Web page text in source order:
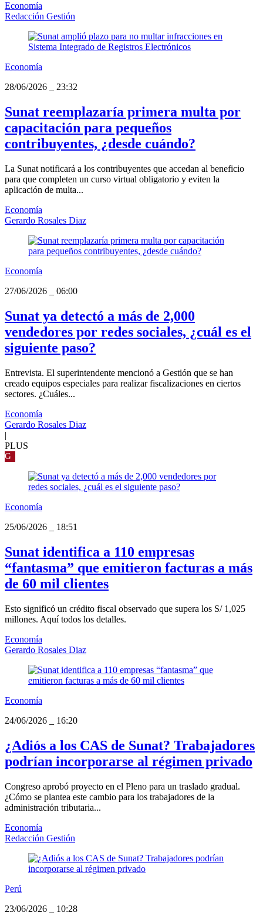
Economía
Redacción Gestión
Economía
28/06/2026
23:32
Sunat reemplazaría primera multa por
capacitación para pequeños
contribuyentes, ¿desde cuándo?
La Sunat notificará a los contribuyentes que accedan al beneficio
para que completen un curso virtual obligatorio y eviten la
aplicación de multa...
Economía
Gerardo Rosales Diaz
Economía
27/06/2026
06:00
Sunat ya detectó a más de 2,000
vendedores por redes sociales, ¿cuál es el
siguiente paso?
Entrevista. El superintendente mencionó a Gestión que se han
creado equipos especiales para realizar fiscalizaciones en ciertos
sectores. ¿Cuáles...
Economía
Gerardo Rosales Diaz
|
PLUS
G
Economía
25/06/2026
18:51
Sunat identifica a 110 empresas
“fantasma” que emitieron facturas a más
de 60 mil clientes
Esto significó un crédito fiscal observado que supera los S/ 1,025
millones. Aquí todos los detalles.
Economía
Gerardo Rosales Diaz
Economía
24/06/2026
16:20
¿Adiós a los CAS de Sunat? Trabajadores
podrían incorporarse al régimen privado
Congreso aprobó proyecto en el Pleno para un traslado gradual.
¿Cómo se plantea este cambio para los trabajadores de la
administración tributaria...
Economía
Redacción Gestión
Perú
23/06/2026
10:28